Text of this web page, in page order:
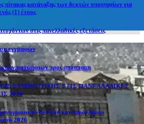
πίνακας κατάταξης των δεκτών υποψηφίων για
(1) έτους
στις πανελλαδικές εξετάσεις
εγγραφών
υποψήφιων προς απόσπαση
ΣΥΜΜΕΤΟΧΗΣ ΣΤΙΣ ΠΑΝΕΛΛΑΔΙΚΕΣ
2026
δελτίου και παράλληλου
2026